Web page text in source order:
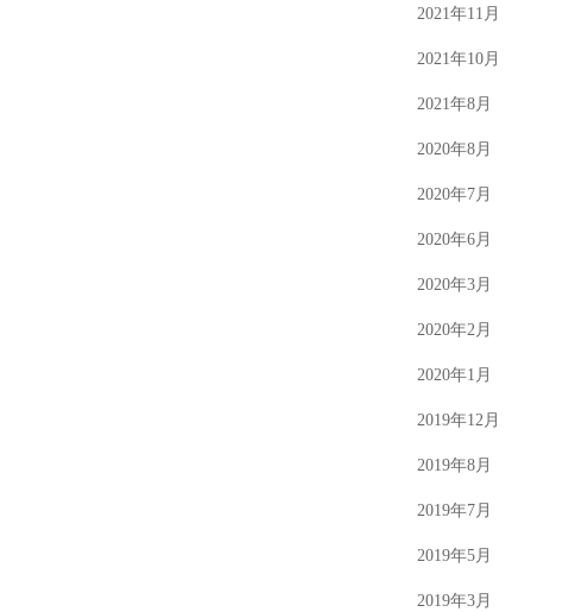
2021年11月
2021年10月
2021年8月
2020年8月
2020年7月
2020年6月
2020年3月
2020年2月
2020年1月
2019年12月
2019年8月
2019年7月
2019年5月
2019年3月